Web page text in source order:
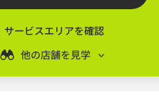
サービスエリアを確認
他の店舗を見学